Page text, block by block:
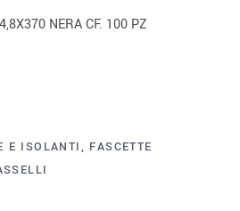
NERA CF. 100 PZ
E ISOLANTI, FASCETTE